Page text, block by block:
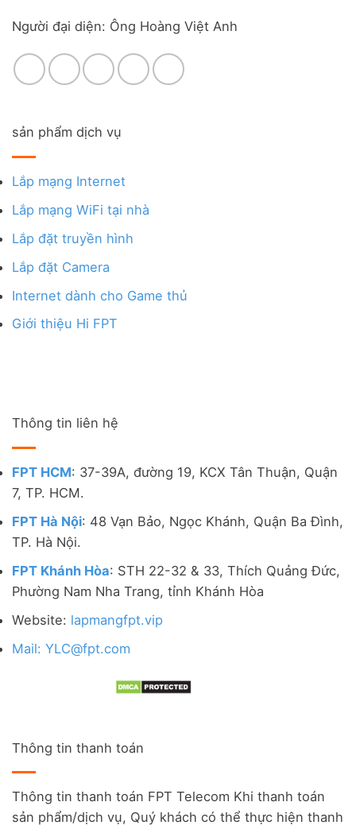
Người đại diện: Ông Hoàng Việt Anh
sản phẩm dịch vụ
Lắp mạng Internet
Lắp mạng WiFi tại nhà
Lắp đặt truyền hình
Lắp đặt Camera
Internet dành cho Game thủ
Giới thiệu Hi FPT
Thông tin liên hệ
FPT HCM: 37-39A, đường 19, KCX Tân Thuận, Quận
7, TP. HCM.
FPT Hà Nội: 48 Vạn Bảo, Ngọc Khánh, Quận Ba Đình,
TP. Hà Nội.
FPT Khánh Hòa: STH 22-32 & 33, Thích Quảng Đức,
Phường Nam Nha Trang, tỉnh Khánh Hòa
Website: lapmangfpt.vip
Mail: YLC@fpt.com
Thông tin thanh toán
Thông tin thanh toán FPT Telecom Khi thanh toán
sản phẩm/dịch vụ, Quý khách có thể thực hiện thanh